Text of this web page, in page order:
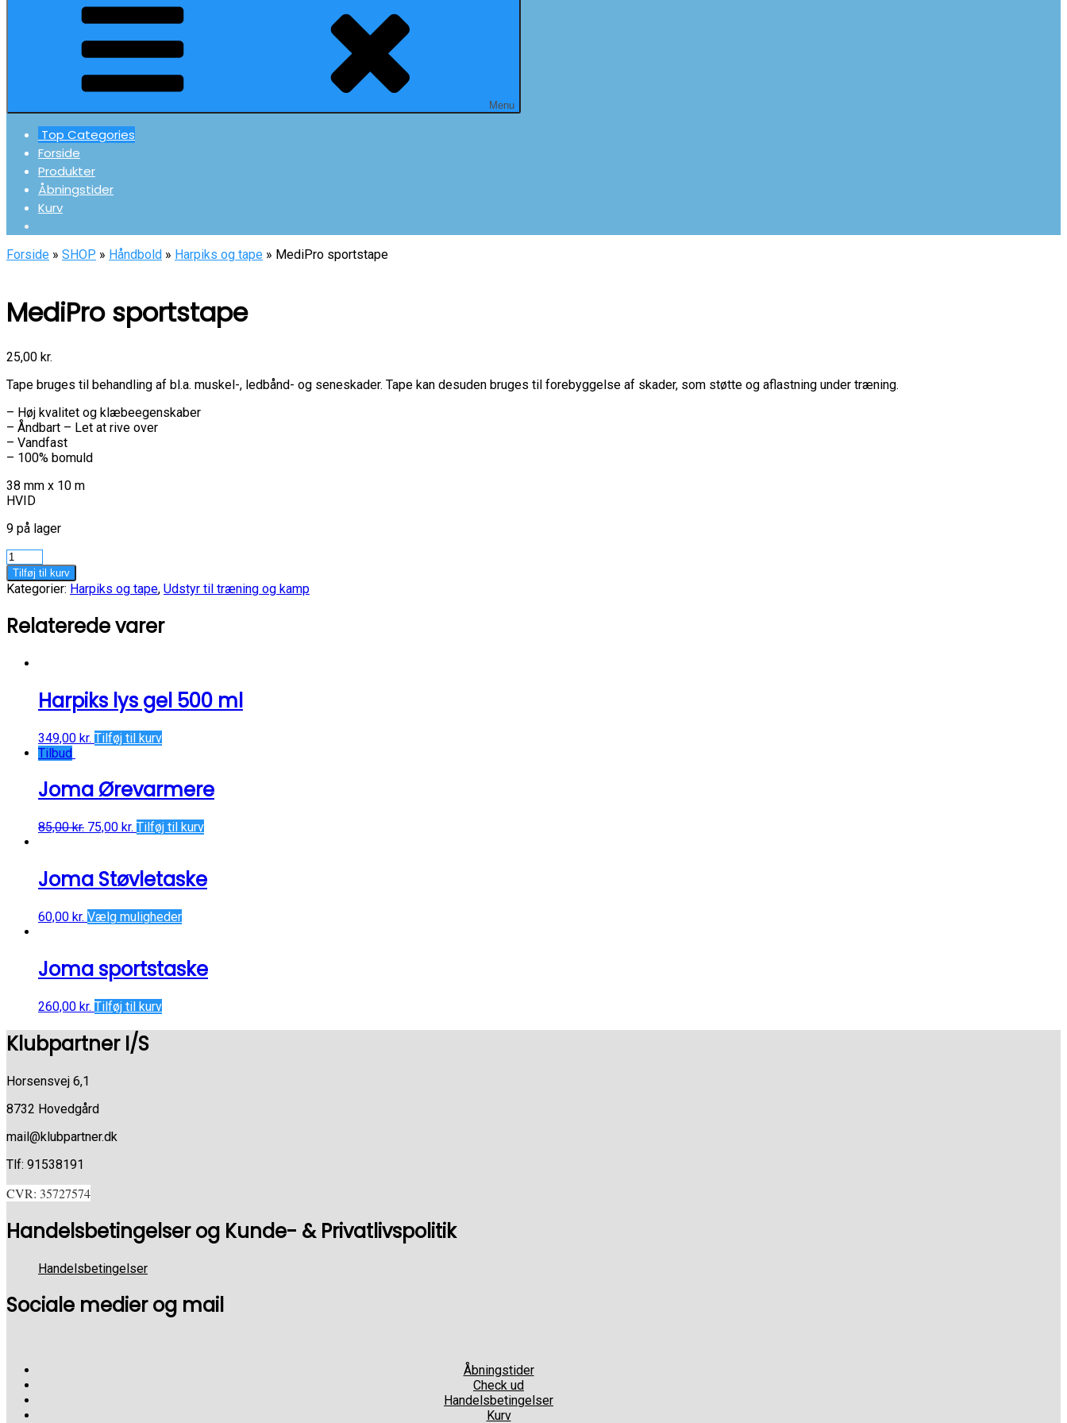
Menu
Top Categories
Forside
Produkter
Åbningstider
Kurv
Forside » SHOP » Håndbold » Harpiks og tape » MediPro sportstape
MediPro sportstape
25,00 kr.
Tape bruges til behandling af bl.a. muskel-, ledbånd- og seneskader. Tape kan desuden bruges til forebyggelse af skader, som støtte og aflastning under træning.
– Høj kvalitet og klæbeegenskaber
– Åndbart – Let at rive over
– Vandfast
– 100% bomuld
38 mm x 10 m
HVID
9 på lager
MediPro
sportstape
antal
Tilføj til kurv
Kategorier: Harpiks og tape, Udstyr til træning og kamp
Relaterede varer
Harpiks lys gel 500 ml
349,00 kr. Tilføj til kurv
Tilbud
Joma Ørevarmere
85,00kr. 75,00 kr. Tilføj til kurv
Joma Støvletaske
60,00 kr. Vælg muligheder
Joma sportstaske
260,00 kr. Tilføj til kurv
Klubpartner I/S
Horsensvej 6,1
8732 Hovedgård
mail@klubpartner.dk
Tlf: 91538191
CVR: 35727574
Handelsbetingelser og Kunde- & Privatlivspolitik
Handelsbetingelser
Sociale medier og mail
Åbningstider
Check ud
Handelsbetingelser
Kurv